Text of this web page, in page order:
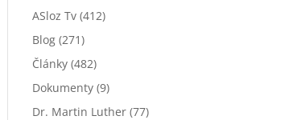
ASloz Tv (412)
Blog (271)
Články (482)
Dokumenty (9)
Dr. Martin Luther (77)